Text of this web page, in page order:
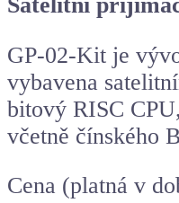
GP-02-Kit je
vybavena
bitový RISC
včetně čínského
Cena (platná v